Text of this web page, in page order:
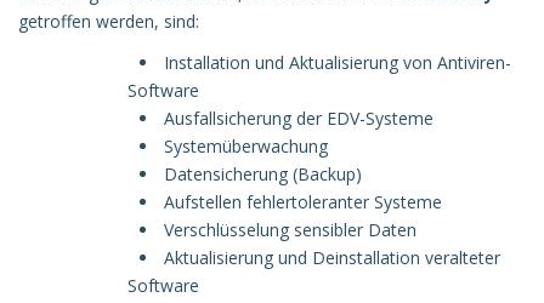
getroffen werden, sind:
Installation und Aktualisierung von Antiviren-
Software
Ausfallsicherung der EDV-Systeme
Systemüberwachung
Datensicherung (Backup)
Aufstellen fehlertoleranter Systeme
Verschlüsselung sensibler Daten
Aktualisierung und Deinstallation veralteter
Software